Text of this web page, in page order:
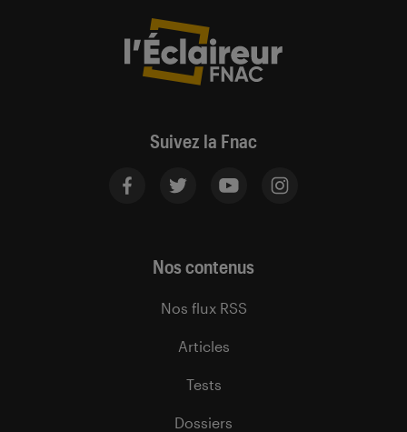
Suivez la Fnac
Nos contenus
Nos flux RSS
Articles
Tests
Dossiers